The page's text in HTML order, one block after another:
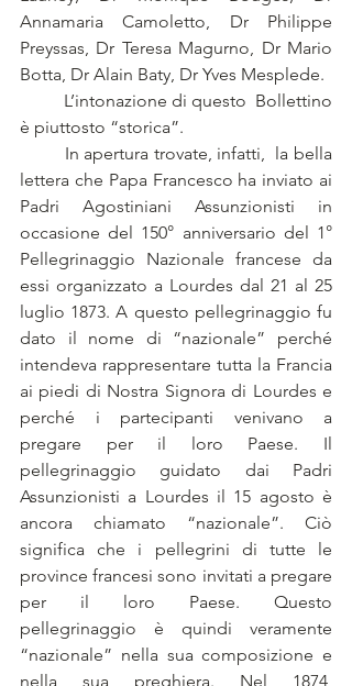
Annamaria Camoletto, Dr Philippe
Preyssas, Dr Teresa Magurno, Dr Mario
Botta, Dr Alain Baty, Dr Yves Mesplede.
è piuttosto “storica”.
lettera che Papa Francesco ha inviato ai
Padri Agostiniani Assunzionisti in
occasione del 150° anniversario del 1°
Pellegrinaggio Nazionale francese da
essi organizzato a Lourdes dal 21 al 25
luglio 1873. A questo pellegrinaggio fu
dato il nome di “nazionale” perché
intendeva rappresentare tutta la Francia
ai piedi di Nostra Signora di Lourdes e
perché i partecipanti venivano a
pregare per il loro Paese. Il
pellegrinaggio guidato dai Padri
Assunzionisti a Lourdes il 15 agosto è
ancora chiamato “nazionale”. Ciò
significa che i pellegrini di tutte le
province francesi sono invitati a pregare
per il loro Paese. Questo
pellegrinaggio è quindi veramente
“nazionale” nella sua composizione e
nella sua preghiera. Nel 1874,